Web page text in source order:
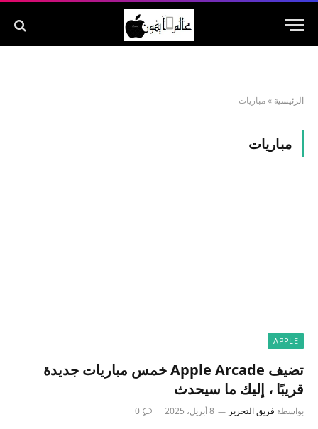
الرئيسية »مباريات
مباريات
APPLE
تضيف Apple Arcade خمس مباريات جديدة
قريبًا ، إليك ما سيحدث
بواسطة فريق التحرير 8 أبريل، 2025 0